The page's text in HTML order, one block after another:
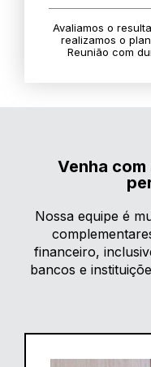
Avaliamos o
realizamos o
Reunião com
Venha
Nossa equipe é
financeiro,
bancos e